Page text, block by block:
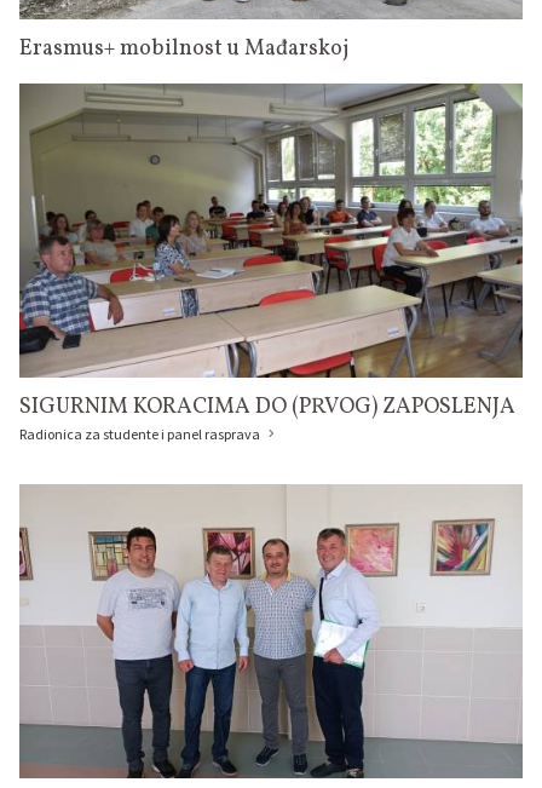
Erasmus+ mobilnost u Mađarskoj
SIGURNIM KORACIMA DO (PRVOG) ZAPOSLENJA
Radionica za studente i panel rasprava